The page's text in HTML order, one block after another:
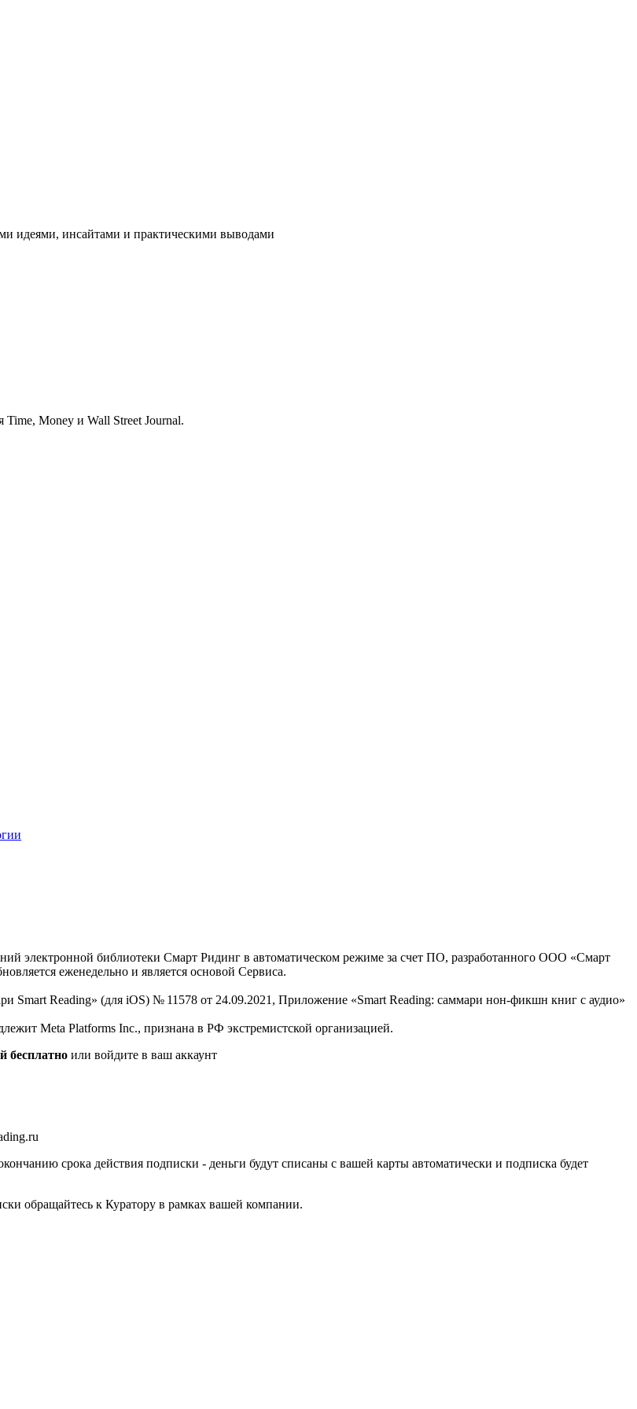
идеями, инсайтами и практическими выводами
Money и Wall Street Journal.
электронной библиотеки Смарт Ридинг в автоматическом режиме за счет ПО, разработанного ООО «Смарт
еженедельно и является основой Сервиса.
Smart Reading» (для iOS) № 11578 от 24.09.2021, Приложение «Smart Reading: саммари нон-фикшн книг с аудио»
Meta Platforms Inc., признана в РФ экстремистской организацией.
бесплатно или войдите в ваш аккаунт
срока действия подписки - деньги будут списаны с вашей карты автоматически и подписка будет
обращайтесь к Куратору в рамках вашей компании.